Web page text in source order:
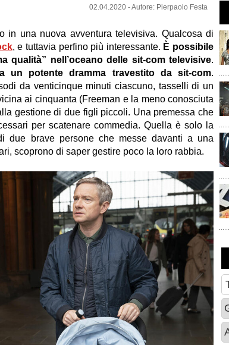
02.04.2020 - Autore: Pierpaolo Festa
in una nuova avventura televisiva. Qualcosa di
, e tuttavia perfino più interessante. È possibile
qualità” nell’oceano delle sit-com televisive.
un potente dramma travestito da sit-com.
da venticinque minuti ciascuno, tasselli di un
ai cinquanta (Freeman e la meno conosciuta
gestione di due figli piccoli. Una premessa che
per scatenare commedia. Quella è solo la
due brave persone che messe davanti a una
scoprono di saper gestire poco la loro rabbia.